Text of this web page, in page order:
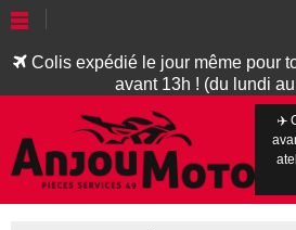
Colis expédié le jour même pour
avant 13h ! (du lundi
✈️